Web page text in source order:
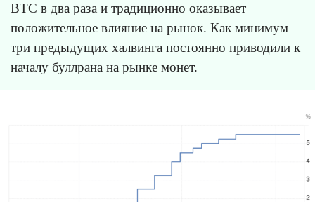
BTC в два раза и традиционно оказывает
положительное влияние на рынок. Как минимум
три предыдущих халвинга постоянно приводили к
началу буллрана на рынке монет.